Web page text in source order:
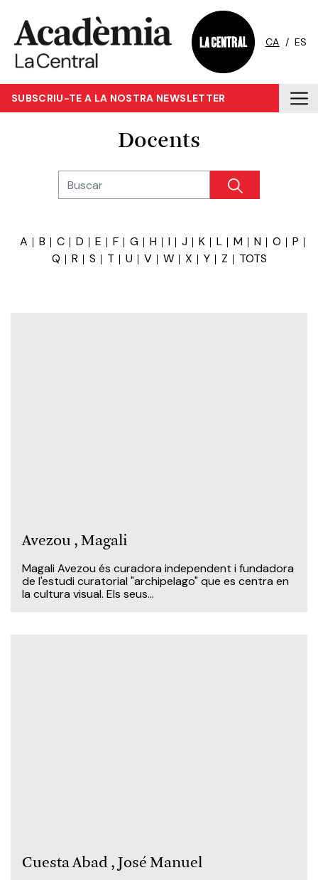
CA / ES
SUBSCRIU-TE A LA NOSTRA NEWSLETTER
Docents
A B C D E F G H I J K L M N O
P
Q
R S T U V W X Y Z TOTS
Avezou , Magali
Magali Avezou és curadora independent i fundadora
de l'estudi curatorial "archipelago" que es centra en
la cultura visual. Els seus...
Cuesta Abad , José Manuel